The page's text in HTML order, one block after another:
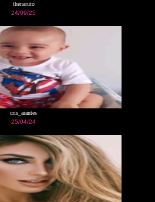
thenaruto
24/09/25
cris_arantes
25/04/24